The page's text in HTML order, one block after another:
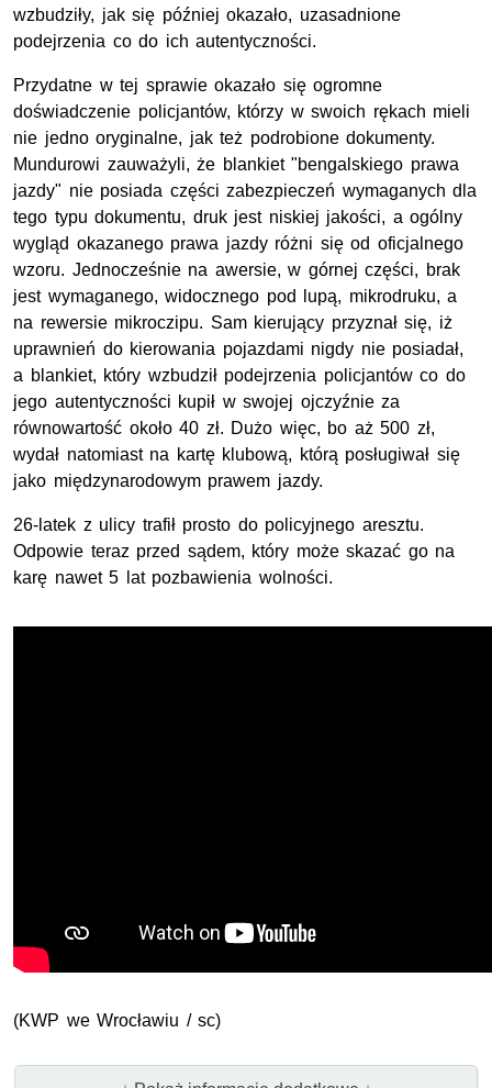
wzbudziły, jak się później okazało, uzasadnione
podejrzenia co do ich autentyczności.
Przydatne w tej sprawie okazało się ogromne
doświadczenie policjantów, którzy w swoich rękach mieli
nie jedno oryginalne, jak też podrobione dokumenty.
Mundurowi zauważyli, że blankiet "bengalskiego prawa
jazdy" nie posiada części zabezpieczeń wymaganych dla
tego typu dokumentu, druk jest niskiej jakości, a ogólny
wygląd okazanego prawa jazdy różni się od oficjalnego
wzoru. Jednocześnie na awersie, w górnej części, brak
jest wymaganego, widocznego pod lupą, mikrodruku, a
na rewersie mikroczipu. Sam kierujący przyznał się, iż
uprawnień do kierowania pojazdami nigdy nie posiadał,
a blankiet, który wzbudził podejrzenia policjantów co do
jego autentyczności kupił w swojej ojczyźnie za
równowartość około 40 zł. Dużo więc, bo aż 500 zł,
wydał natomiast na kartę klubową, którą posługiwał się
jako międzynarodowym prawem jazdy.
26-latek z ulicy trafił prosto do policyjnego aresztu.
Odpowie teraz przed sądem, który może skazać go na
karę nawet 5 lat pozbawienia wolności.
(KWP we Wrocławiu / sc)